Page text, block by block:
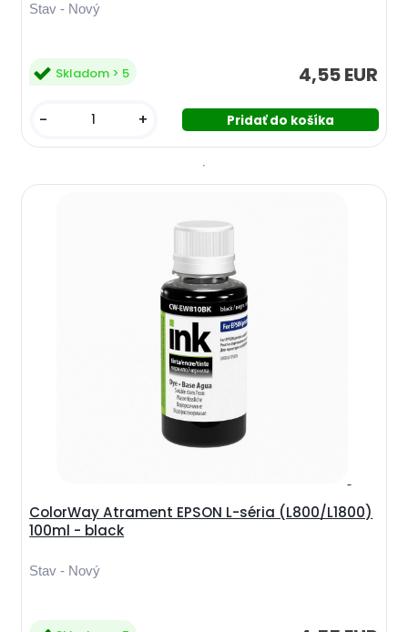
Stav - Nový
4,55 EUR
Skladom > 5
- +
ColorWay Atrament EPSON L-séria (L800/L1800)
100ml - black
Stav - Nový